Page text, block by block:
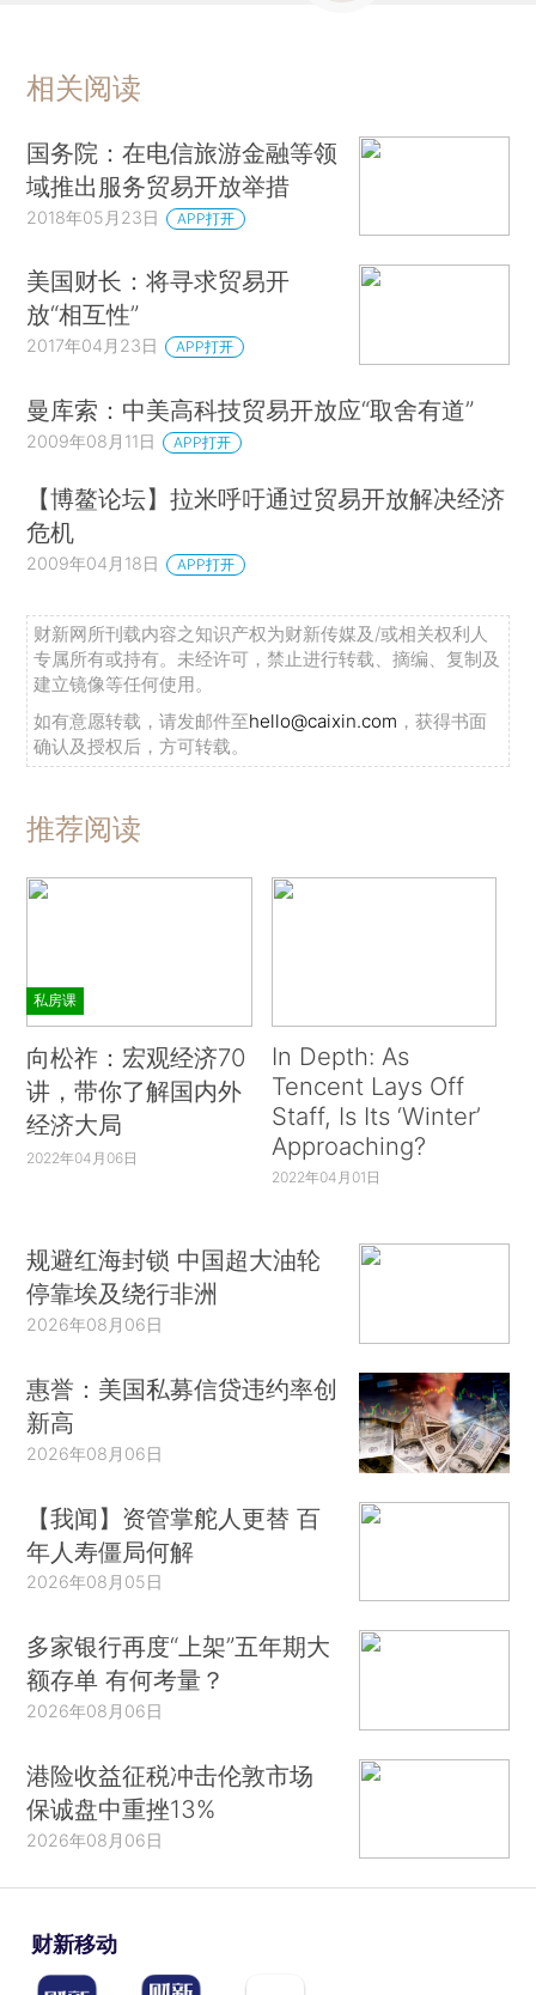
相关阅读
国务院：在电信旅游金融等领
域推出服务贸易开放举措
2018年05月23日 APP打开
美国财长：将寻求贸易开
放“相互性”
2017年04月23日 APP打开
曼库索：中美高科技贸易开放应“取舍有道”
2009年08月11日 APP打开
【博鳌论坛】拉米呼吁通过贸易开放解决经济
危机
2009年04月18日 APP打开
财新网所刊载内容之知识产权为财新传媒及/或相关权利人
专属所有或持有。未经许可，禁止进行转载、摘编、复制及
建立镜像等任何使用。
如有意愿转载，请发邮件至hello@caixin.com ，获得书面
确认及授权后，方可转载。
推荐阅读
私房课
向松祚：宏观经济70
讲，带你了解国内外
经济大局
2022年04月06日
In Depth: As
Tencent Lays Off
Staff, Is Its ‘Winter’
Approaching?
2022年04月01日
规避红海封锁 中国超大油轮
停靠埃及绕行非洲
2026年08月06日
惠誉：美国私募信贷违约率创
新高
2026年08月06日
【我闻】资管掌舵人更替 百
年人寿僵局何解
2026年08月05日
多家银行再度“上架”五年期大
额存单 有何考量？
2026年08月06日
港险收益征税冲击伦敦市场
保诚盘中重挫13%
2026年08月06日
财新移动